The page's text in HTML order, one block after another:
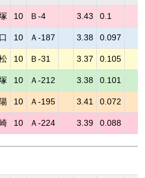
10 Ｂ-4 3.43 0.1
10 Ａ-187 3.38 0.097
10 Ｂ-31 3.37 0.105
10 Ａ-212 3.38 0.101
10 Ａ-195 3.41 0.072
10 Ａ-224 3.39 0.088